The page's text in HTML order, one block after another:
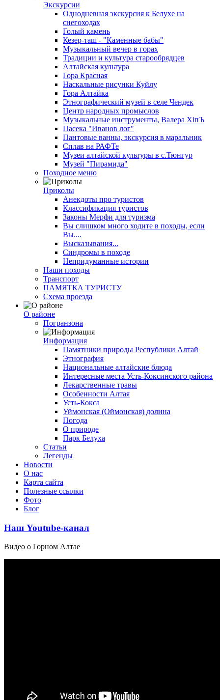
Экскурсии
Однодневная экскурсия к Белухе на
снегоходах
Голый камень
Кезер-таш - "Каменные бабы"
Музыкальный вечер в горах
Традиции и культура старообрядцев
Алтайская культура
Гора Красная
Наскальные рисунки Куйлу
Гора Алтайка
Этнографический музей в селе Чендек
Центр народных промыслов
Музыкальные инструменты, Валера ХiпЪ
Пасека "Иванов лог"
Пантовые ванны, экскурсия в маральник
Сплав на РАФТе
Музеи алтайской культуры в с.Тюнгур
Музей "Пирамида"
Походное меню
Приколы
Анекдоты про туристов
Классификация туристов
Законы Мерфи для туризма
Вы слишком много ходите в походы, если
Вы....
Высказывания...
Синдромы в походе
Непридуманные истории
Наши походы
Транспорт
ПАМЯТКА ТУРИСТУ
Схема проезда
О районе
Погранзона
Информация
Памятники природы Республики Алтай
Этнография
Национальные алтайские блюда
Интересные места Усть-Коксинского района
Лекарственные травы
Особенности Алтая
Усть-Кокса
Уймонская (Оймонская) долина
Погода
О природе
Парк Белуха
Статьи
Легенды
Новости
О нас
Карта сайта
Полезные ссылки
Фото
Блог
Наш Youtube-канал
Видео о Горном Алтае